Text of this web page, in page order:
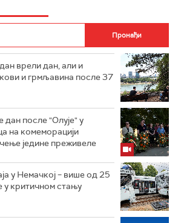
врели дан, али и
и грмљавина после 37
дан после "Олује" у
на комеморацији
једине преживеле
у Немачкој – више од 25
у критичном стању